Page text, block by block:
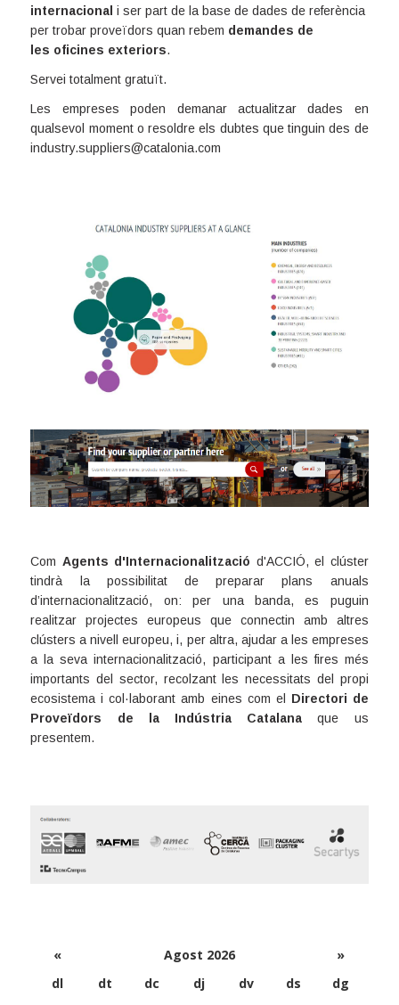
internacional i ser part de la base de dades de referència
per trobar proveïdors quan rebem demandes de
les oficines exteriors.
Servei totalment gratuït.
Les empreses poden demanar actualitzar dades en
qualsevol moment o resoldre els dubtes que tinguin des de
industry.suppliers@catalonia.com
Com Agents d'Internacionalització d'ACCIÓ, el clúster
tindrà la possibilitat de preparar plans anuals
d’internacionalització, on: per una banda, es puguin
realitzar projectes europeus que connectin amb altres
clústers a nivell europeu, i, per altra, ajudar a les empreses
a la seva internacionalització, participant a les fires més
importants del sector, recolzant les necessitats del propi
ecosistema i col·laborant amb eines com el Directori de
Proveïdors de la Indústria Catalanaque us
presentem.
« Agost 2026
»
dl
dt dc dj dv ds dg